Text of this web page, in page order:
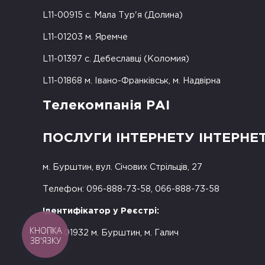
L11-00915 с. Мала Тур'я (Долина)
L11-01203 м. Яремче
L11-01397 с. Дебеславці (Коломия)
L11-01868 м. Івано-Франківськ, м. Надвірна
Телекомпанія РАІ
ПОСЛУГИ ІНТЕРНЕТУ
м. Бурштин, вул. Січових Стрільців, 27
Телефон: 096-888-73-58, 066-888-73-58
Ідентифікатор у Реєстрі:
R50-01932 м. Бурштин, м. Галич
КНОПКА
ЗВ'ЯЗКУ